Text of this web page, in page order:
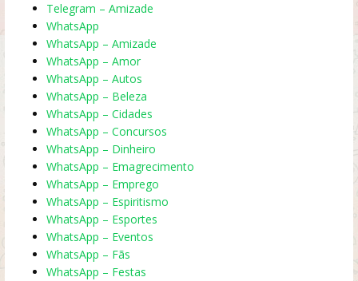
Telegram – Amizade
WhatsApp
WhatsApp – Amizade
WhatsApp – Amor
WhatsApp – Autos
WhatsApp – Beleza
WhatsApp – Cidades
WhatsApp – Concursos
WhatsApp – Dinheiro
WhatsApp – Emagrecimento
WhatsApp – Emprego
WhatsApp – Espiritismo
WhatsApp – Esportes
WhatsApp – Eventos
WhatsApp – Fãs
WhatsApp – Festas